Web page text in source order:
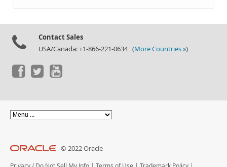
Contact Sales
USA/Canada: +1-866-221-0634 (More Countries »)
© 2022 Oracle